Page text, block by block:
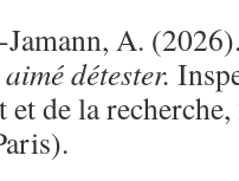
Jamann, A.
détester.
de la